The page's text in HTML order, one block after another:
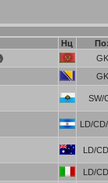
Нц
GK
GK
SW/
LD/
LD/
LD/